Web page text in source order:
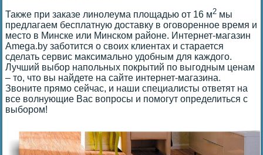
Также при заказе линолеума площадью от 16 м2 мы
предлагаем бесплатную доставку в оговоренное время и
место в Минске или Минском районе. Интернет-магазин
Amega.by заботится о своих клиентах и старается
сделать сервис максимально удобным для каждого.
Лучший выбор напольных покрытий по выгодным ценам
– то, что вы найдете на сайте интернет-магазина.
Звоните прямо сейчас, и наши специалисты ответят на
все волнующие Вас вопросы и помогут определиться с
выбором!